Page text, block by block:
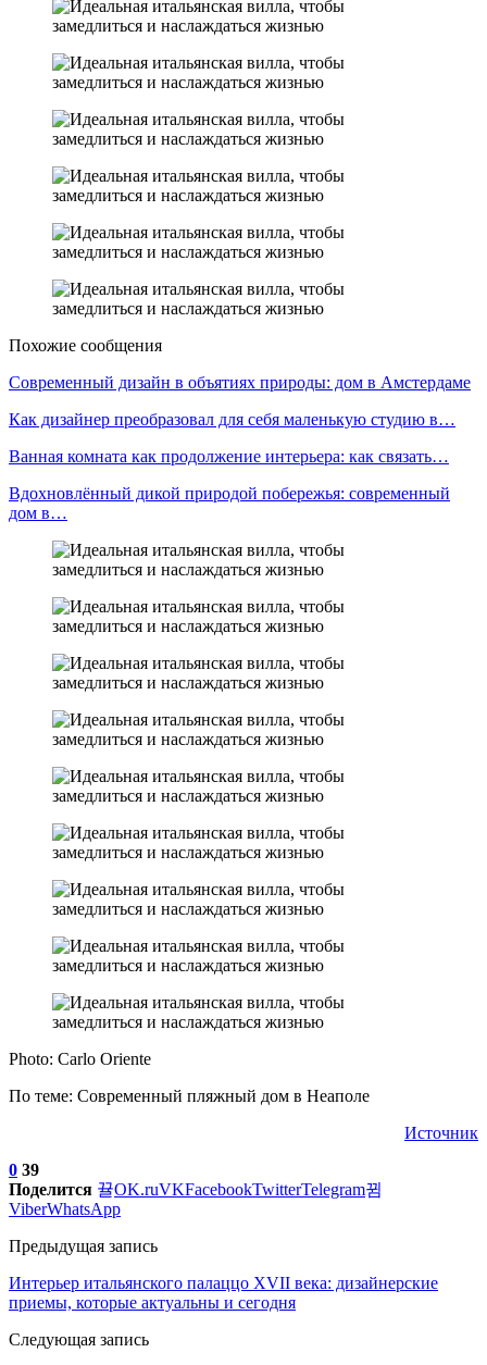
Похожие сообщения
Современный дизайн в объятиях природы: дом в Амстердаме
Как дизайнер преобразовал для себя маленькую студию в…
Ванная комната как продолжение интерьера: как связать…
Вдохновлённый дикой природой побережья: современный
дом в…
Photo: Carlo Oriente
По теме: Современный пляжный дом в Неаполе
Источник
0 39
Поделится
OK.ruVKFacebookTwitterTelegram
ViberWhatsApp
Предыдущая запись
Интерьер итальянского палаццо XVII века: дизайнерские
приемы, которые актуальны и сегодня
Следующая запись